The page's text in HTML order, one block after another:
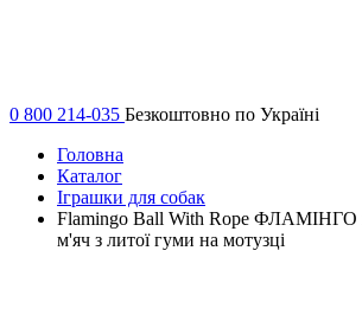
0 800 214-035 Безкоштовно по Україні
Головна
Каталог
Іграшки для собак
Flamingo Ball With Rope ФЛАМІНГО
м'яч з литої гуми на мотузці